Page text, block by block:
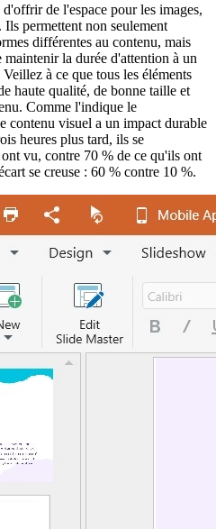
de l'espace pour les images,
permettent non seulement
différentes au contenu, mais
la durée d'attention à un
à ce que tous les éléments
haute qualité, de bonne taille et
Comme l'indique le
contenu visuel a un impact durable
heures plus tard, ils se
vu, contre 70 % de ce qu'ils ont
se creuse : 60 % contre 10 %.